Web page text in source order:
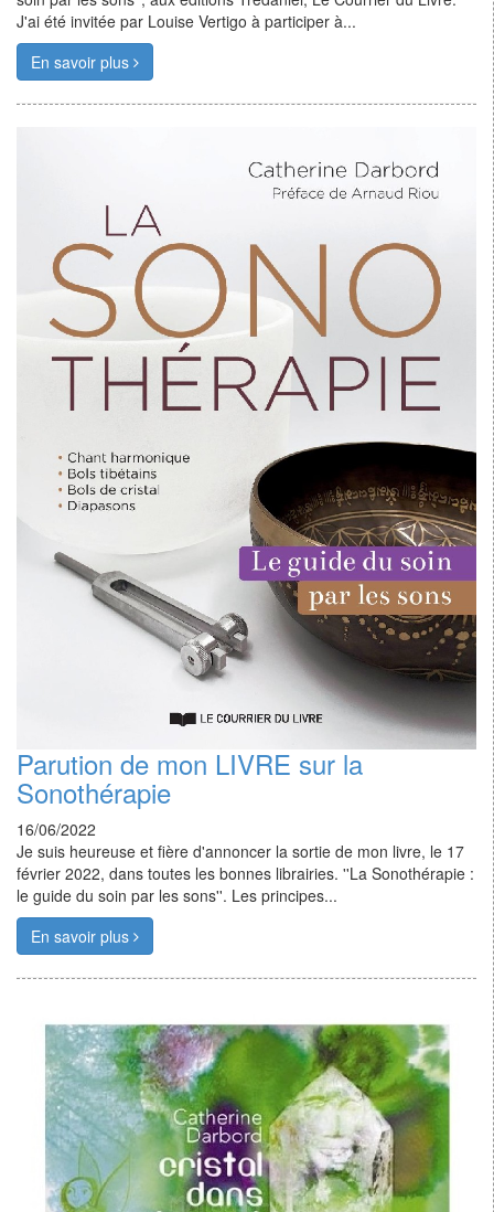
J'ai été invitée par Louise Vertigo à participer à...
En savoir plus
Parution de mon LIVRE sur la
Sonothérapie
16/06/2022
Je suis heureuse et fière d'annoncer la sortie de mon livre, le 17
février 2022, dans toutes les bonnes librairies. ''La Sonothérapie :
le guide du soin par les sons''. Les principes...
En savoir plus